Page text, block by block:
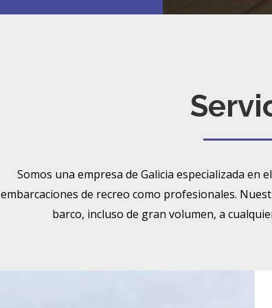
Somos una empresa de Galicia especializada
embarcaciones de recreo como profesionales.
barco, incluso de gran volumen, a